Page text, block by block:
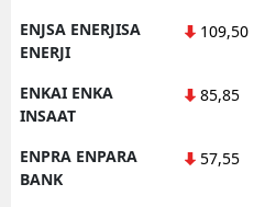
ENJSA ENERJISA
ENERJI
109,50
ENKAI ENKA
INSAAT
85,85
ENPRA ENPARA
BANK
57,55